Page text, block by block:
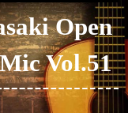
Open
Mic Vol.51